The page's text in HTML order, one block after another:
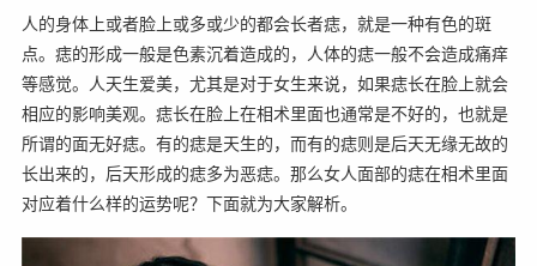
人的身体上或者脸上或多或少的都会长者痣，就是一种有色的斑
点。痣的形成一般是色素沉着造成的，人体的痣一般不会造成痛痒
等感觉。人天生爱美，尤其是对于女生来说，如果痣长在脸上就会
相应的影响美观。痣长在脸上在相术里面也通常是不好的，也就是
所谓的面无好痣。有的痣是天生的，而有的痣则是后天无缘无故的
长出来的，后天形成的痣多为恶痣。那么女人面部的痣在相术里面
对应着什么样的运势呢？下面就为大家解析。